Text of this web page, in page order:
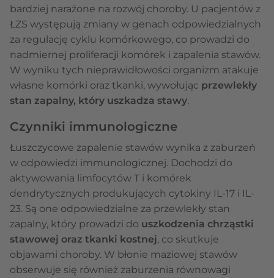
bardziej narażone na rozwój choroby. U pacjentów z
ŁZS występują zmiany w genach odpowiedzialnych
za regulację cyklu komórkowego, co prowadzi do
nadmiernej proliferacji komórek i zapalenia stawów.
W wyniku tych nieprawidłowości organizm atakuje
własne komórki oraz tkanki, wywołując przewlekły
stan zapalny, który uszkadza stawy.
Czynniki immunologiczne
Łuszczycowe zapalenie stawów wynika z zaburzeń
w odpowiedzi immunologicznej. Dochodzi do
aktywowania limfocytów T i komórek
dendrytycznych produkujących cytokiny IL-17 i IL-
23. Są one odpowiedzialne za przewlekły stan
zapalny, który prowadzi do uszkodzenia chrząstki
stawowej oraz tkanki kostnej, co skutkuje
objawami choroby. W błonie maziowej stawów
obserwuje się również zaburzenia równowagi